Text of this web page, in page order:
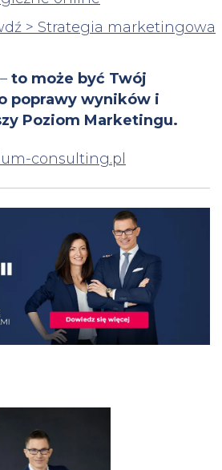
> Strategia marketingowa
to może być Twój
poprawy wyników i
Poziom Marketingu.
consulting.pl